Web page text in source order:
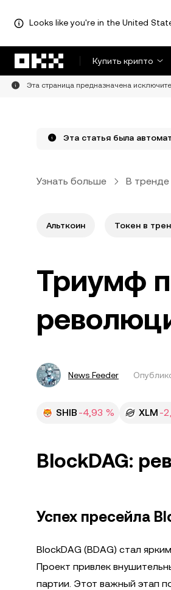
Looks like you're in the United
Купить крипто
Эта страница предназначена
Эта статья была
Узнать больше В тренде
Альткоин Токен в
Триумф
News Feeder
SHIB -4,93 % XLM -
BlockDAG:
Успех пресейла
BlockDAG (BDAG) стал
Проект привлек
партии. Этот важный этап